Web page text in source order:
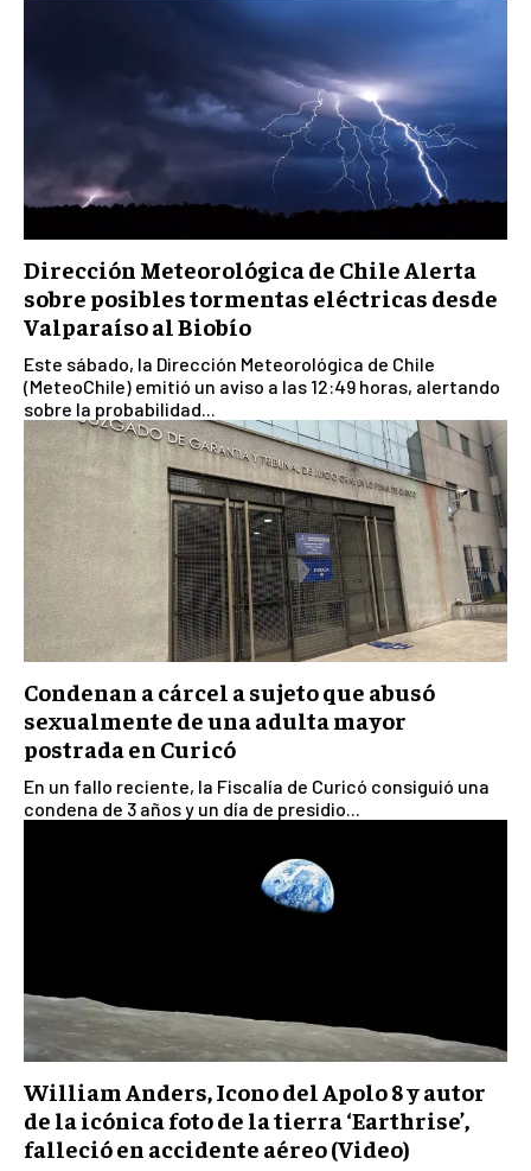
Dirección Meteorológica de Chile Alerta
sobre posibles tormentas eléctricas desde
Valparaíso al Biobío
Este sábado, la Dirección Meteorológica de Chile
(MeteoChile) emitió un aviso a las 12:49 horas, alertando
sobre la probabilidad...
Condenan a cárcel a sujeto que abusó
sexualmente de una adulta mayor
postrada en Curicó
En un fallo reciente, la Fiscalía de Curicó consiguió una
condena de 3 años y un día de presidio...
William Anders, Icono del Apolo 8 y autor
de la icónica foto de la tierra ‘Earthrise’,
falleció en accidente aéreo (Video)